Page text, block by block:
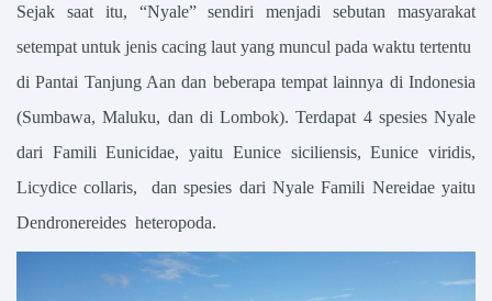
Sejak saat itu, “Nyale” sendiri menjadi sebutan masyarakat
setempat untuk jenis cacing laut yang muncul pada waktu tertentu
di Pantai Tanjung Aan dan beberapa tempat lainnya di Indonesia
(Sumbawa, Maluku, dan di Lombok). Terdapat 4 spesies Nyale
dari Famili Eunicidae, yaitu Eunice siciliensis, Eunice viridis,
Licydice collaris, dan spesies dari Nyale Famili Nereidae yaitu
Dendronereides heteropoda.